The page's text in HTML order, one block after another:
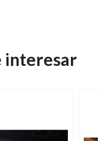
interesar